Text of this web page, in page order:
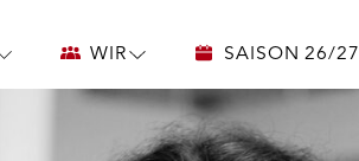
UNTERMENÜ
WIR UNTERMENÜ
ÖFFNEN
SAISON 26/27